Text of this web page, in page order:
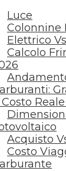
Luce
Colonnine
Elettrico
Calcolo
Costo
Acquisto
Costo